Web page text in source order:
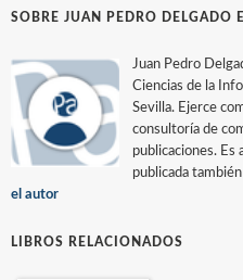
SOBRE JUAN PEDRO DELGADO
Juan Pedro
Ciencias de la
Sevilla. Ejerce
consultoría de
publicaciones. Es
publicada
el autor
LIBROS RELACIONADOS